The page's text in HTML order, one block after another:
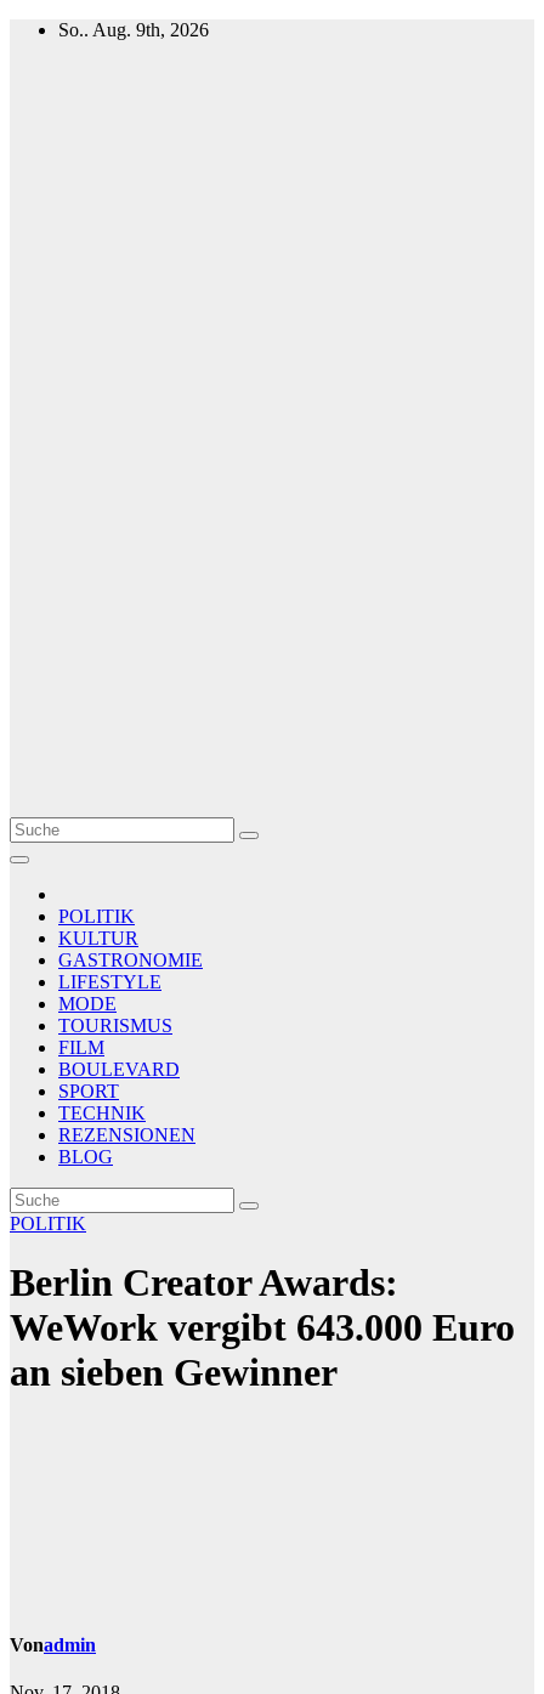
Zum
So.. Aug. 9th, 2026
Le Matin
AGENCE DE PRESSE
POLITIK
KULTUR
GASTRONOMIE
LIFESTYLE
MODE
TOURISMUS
FILM
BOULEVARD
SPORT
TECHNIK
REZENSIONEN
BLOG
POLITIK
Berlin Creator Awards:
WeWork vergibt 643.000 Euro
an sieben Gewinner
Vonadmin